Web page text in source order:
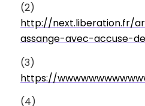
(2)
http://next.liberation.fr/
assange-avec-accuse-
(3)
https://
(4)